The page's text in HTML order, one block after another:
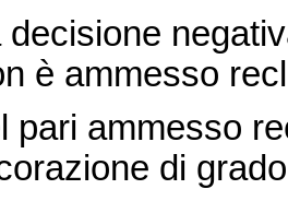
è ammesso
ammesso
di